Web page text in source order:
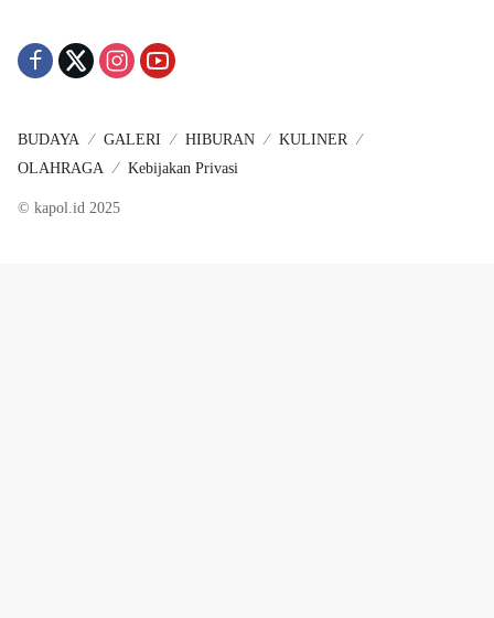
BUDAYA GALERI HIBURAN
KULINER
OLAHRAGA
Kebijakan Privasi
© kapol.id 2025